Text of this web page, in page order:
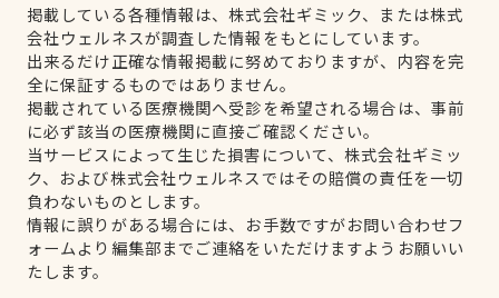
掲載している各種情報は、株式会社ギミック、または株式
会社ウェルネスが調査した情報をもとにしています。
出来るだけ正確な情報掲載に努めておりますが、内容を完
全に保証するものではありません。
掲載されている医療機関へ受診を希望される場合は、事前
に必ず該当の医療機関に直接ご確認ください。
当サービスによって生じた損害について、株式会社ギミッ
ク、および株式会社ウェルネスではその賠償の責任を一切
負わないものとします。
情報に誤りがある場合には、お手数ですがお問い合わせフ
ォームより編集部までご連絡をいただけますようお願いい
たします。